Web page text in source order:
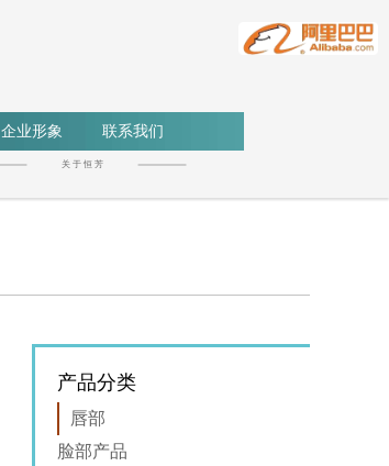
企业形象 联系我们
关 于 恒 芳
产品分类
唇部
脸部产品